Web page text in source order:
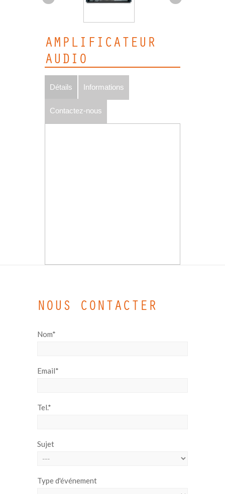
AMPLIFICATEUR
AUDIO
Détails Informations
Contactez-nous
NOUS CONTACTER
Nom*
Email*
Tel.*
Sujet
Type d'événement